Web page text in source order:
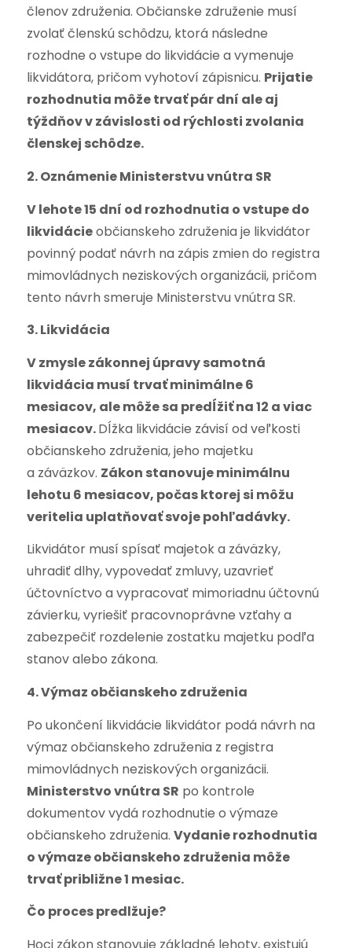
členov združenia. Občianske združenie musí
zvolať členskú schôdzu, ktorá následne
rozhodne o vstupe do likvidácie a vymenuje
likvidátora, pričom vyhotoví zápisnicu. Prijatie
rozhodnutia môže trvať pár dní ale aj
týždňov v závislosti od rýchlosti zvolania
členskej schôdze.
2. Oznámenie Ministerstvu vnútra SR
V lehote 15 dní od rozhodnutia o vstupe do
likvidácieobčianskeho združenia je likvidátor
povinný podať návrh na zápis zmien do registra
mimovládnych neziskových organizácii, pričom
tento návrh smeruje Ministerstvu vnútra SR.
3. Likvidácia
V zmysle zákonnej úpravy samotná
likvidácia musí trvať minimálne 6
mesiacov, ale môže sa predĺžiť na 12 a viac
mesiacov.Dĺžka likvidácie závisí od veľkosti
občianskeho združenia, jeho majetku
a záväzkov. Zákon stanovuje minimálnu
lehotu 6 mesiacov, počas ktorej si môžu
veritelia uplatňovať svoje pohľadávky.
Likvidátor musí spísať majetok a záväzky,
uhradiť dlhy, vypovedať zmluvy, uzavrieť
účtovníctvo a vypracovať mimoriadnu účtovnú
závierku, vyriešiť pracovnoprávne vzťahy a
zabezpečiť rozdelenie zostatku majetku podľa
stanov alebo zákona.
4. Výmaz občianskeho združenia
Po ukončení likvidácie likvidátor podá návrh na
výmaz občianskeho združenia z registra
mimovládnych neziskových organizácii.
Ministerstvo vnútra SR po kontrole
dokumentov vydá rozhodnutie o výmaze
občianskeho združenia. Vydanie rozhodnutia
o výmaze občianskeho združenia môže
trvať približne 1 mesiac.
Čo proces predlžuje?
Hoci zákon stanovuje základné lehoty, existujú